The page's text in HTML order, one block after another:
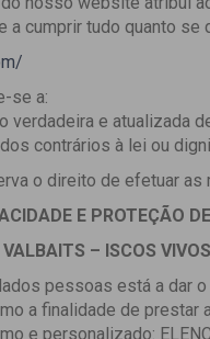
a cumprir tudo quanto se
se a:
verdadeira e atualizada
contrários à lei ou
o direito de efetuar
E PROTEÇÃO
VALBAITS – ISCOS
pessoas está a dar
a finalidade de
e personalizado: